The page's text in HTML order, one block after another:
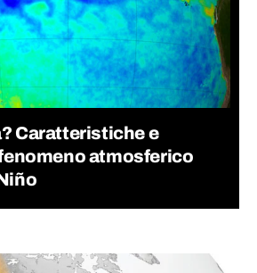
Caratteristiche e
atmosferico